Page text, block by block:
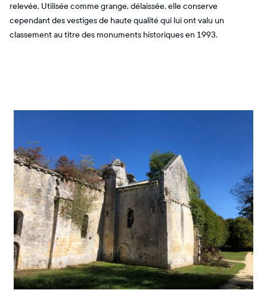
relevée. Utilisée comme grange, délaissée, elle conserve
cependant des vestiges de haute qualité qui lui ont valu un
classement au titre des monuments historiques en 1993.